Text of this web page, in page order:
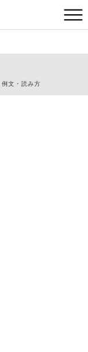
文・読み方